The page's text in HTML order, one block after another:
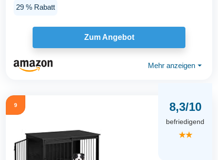
29 % Rabatt
Zum Angebot
Mehr anzeigen ⏷
9 8,3/10
befriedigend
★★